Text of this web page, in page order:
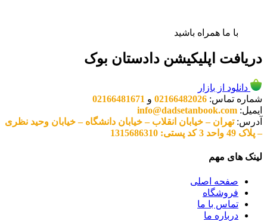
با ما همراه باشید
دریافت اپلیکیشن دادستان بوک
دانلود از بازار
شماره تماس: 02166482026 و 02166481671
ایمیل: info@dadsetanbook.com
آدرس:تهران – خیابان انقلاب – خیابان دانشگاه – خیابان وحید نظری
– پلاک 49 واحد 3 کد پستی: 1315686310
لینک های مهم
صفحه اصلی
فروشگاه
تماس با ما
درباره ما